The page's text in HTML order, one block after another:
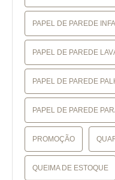
PAPEL DE PAREDE
PAPEL DE PAREDE
PAPEL DE PAREDE
PAPEL DE PAREDE
PROMOÇÃO
QUEIMA DE ESTOQUE